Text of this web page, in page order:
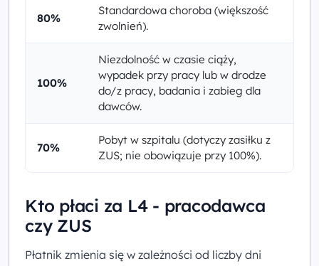
80%
Standardowa choroba (większość
zwolnień).
100%
Niezdolność w czasie ciąży,
wypadek przy pracy lub w drodze
do/z pracy, badania i zabieg dla
dawców.
70%
Pobyt w szpitalu (dotyczy zasiłku z
ZUS; nie obowiązuje przy 100%).
Kto płaci za L4 - pracodawca
czy ZUS
Płatnik zmienia się w zależności od liczby dni